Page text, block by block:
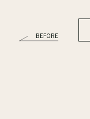
BEFORE